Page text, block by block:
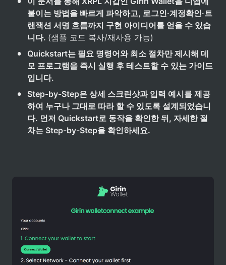
붙이는 방법을 빠르게 파악하고, 로그인·계정확인·트
랜잭션 서명 흐름까지 구현 아이디어를 얻을 수 있습
니다. (샘플 코드 복사/재사용 가능)
•
Quickstart는 필요 명령어와 최소 절차만 제시해 데
모 프로그램을 즉시 실행 후 테스트할 수 있는 가이드
입니다.
•
Step-by-Step은 상세 스크린샷과 입력 예시를 제공
하여 누구나 그대로 따라 할 수 있도록 설계되었습니
다. 먼저 Quickstart로 동작을 확인한 뒤, 자세한 절
차는 Step-by-Step을 확인하세요.